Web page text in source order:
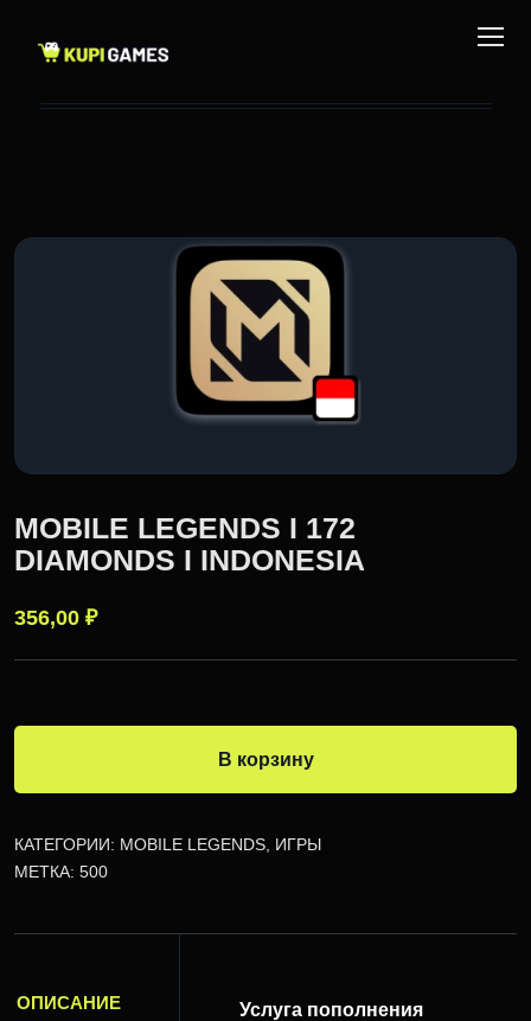
MOBILE LEGENDS I 172
DIAMONDS I INDONESIA
356,00 ₽
В корзину
КАТЕГОРИИ: MOBILE LEGENDS ИГРЫ
МЕТКА: 500
ОПИСАНИЕ
Услуга пополнения